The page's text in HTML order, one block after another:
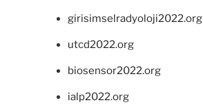
girisimselradyoloji2022.org
utcd2022.org
biosensor2022.org
ialp2022.org